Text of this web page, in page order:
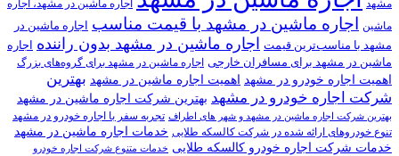
مشهد اجاره ماشین در مشهد، اجاره
ماشین اجاره ماشین در مشهد با قیمت مناسب
اجاره ماشین در
مشهد با مناسب‌ترین قیمت
اجاره ماشین در مشهد بدون راننده
اجاره
ماشین در مشهد برای مسافران خارجی اجاره ماشین در مشهد برای گروه‌های بزرگ
اهمیت اجاره خودرو در مشهد اهمیت اجاره ماشین در مشهد بهترین
شرکت اجاره خودرو در مشهد بهترین شرکت اجاره ماشین در مشهد
بهترین شرکت اجاره ماشین در مشهد و شهر های اطراف تجربه سفر با اجاره خودرو در مشهد
تنوع خودروهای ارائه شده در شرکت کالسکه طلایی خدمات اجاره ماشین در مشهد
خدمات شرکت اجاره خودرو کالسکه طلایی خدمات متنوع شرکت اجاره خودرو